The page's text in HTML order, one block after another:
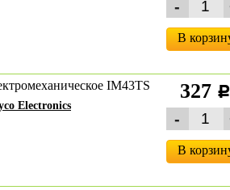
В
IM43TS
Electronics
327
В